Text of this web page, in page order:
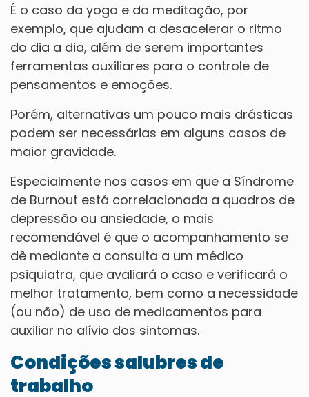
É o caso da yoga e da meditação, por
exemplo, que ajudam a desacelerar o ritmo
do dia a dia, além de serem importantes
ferramentas auxiliares para o controle de
pensamentos e emoções.
Porém, alternativas um pouco mais drásticas
podem ser necessárias em alguns casos de
maior gravidade.
Especialmente nos casos em que a Síndrome
de Burnout está correlacionada a quadros de
depressão ou ansiedade, o mais
recomendável é que o acompanhamento se
dê mediante a consulta a um médico
psiquiatra, que avaliará o caso e verificará o
melhor tratamento, bem como a necessidade
(ou não) de uso de medicamentos para
auxiliar no alívio dos sintomas.
Condições salubres de
trabalho